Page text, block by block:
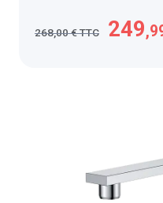
268,00 € TTC 249